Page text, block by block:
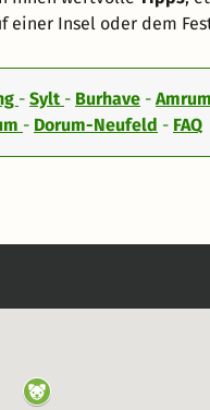
einer Insel oder dem
- Sylt - Burhave - Amrum
- Dorum-Neufeld - FAQ